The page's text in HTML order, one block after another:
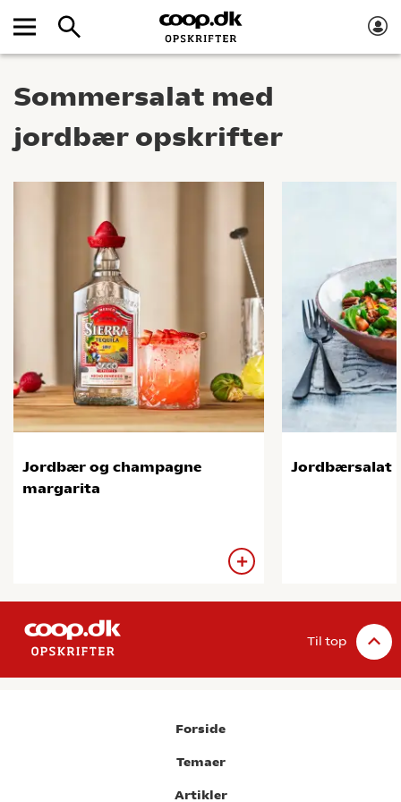
Sommersalat med
jordbær opskrifter
Jordbær og champagne
margarita
Jordbærsalat
Til top
Forside
Temaer
Artikler